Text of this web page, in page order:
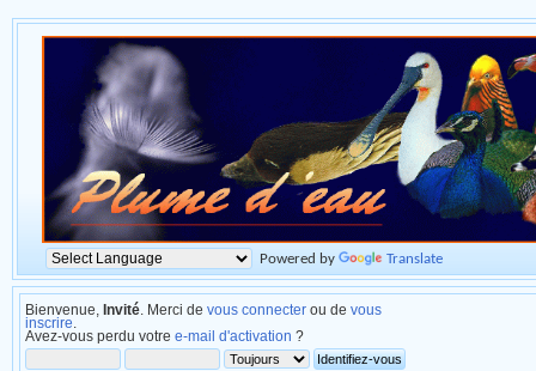
Powered by Translate
Bienvenue, Invité . Merci de vous connecter ou de vous
inscrire
Avez-vous perdu votre e-mail d'activation ?